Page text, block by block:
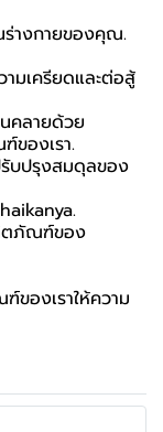
ร่างกายของคุณ.
มเครียดและต่อสู้
คลายด้วย
ของเรา.
บปรุงสมดุลของ
ตภัณฑ์ของ
องเราให้ความ